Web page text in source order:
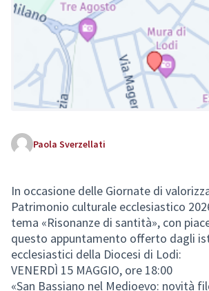
(Collegamento esterno)
Paola Sverzellati
In occasione delle Giornate di
Patrimonio culturale ecclesiastico
tema «Risonanze di santità», con
questo appuntamento offerto dagli
ecclesiastici della Diocesi di Lodi:
VENERDÌ 15 MAGGIO, ore 18:00
«San Bassiano nel Medioevo: novità